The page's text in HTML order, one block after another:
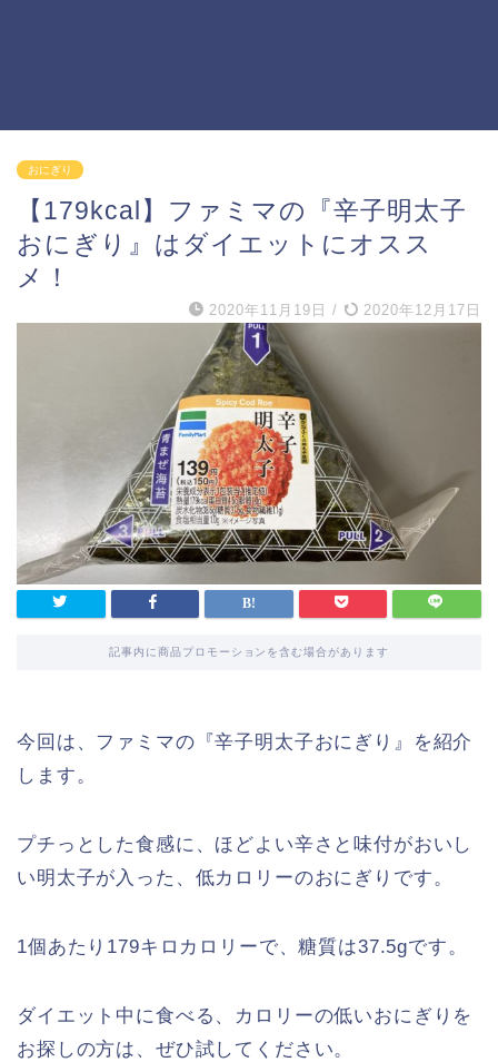
おにぎり
【179kcal】ファミマの『辛子明太子
おにぎり』はダイエットにオスス
メ！
2020年11月19日 / 2020年12月17日
記事内に商品プロモーションを含む場合があります
今回は、ファミマの『辛子明太子おにぎり』を紹介
します。
プチっとした食感に、ほどよい辛さと味付がおいし
い明太子が入った、低カロリーのおにぎりです。
1個あたり179キロカロリーで、糖質は37.5gです。
ダイエット中に食べる、カロリーの低いおにぎりを
お探しの方は、ぜひ試してください。